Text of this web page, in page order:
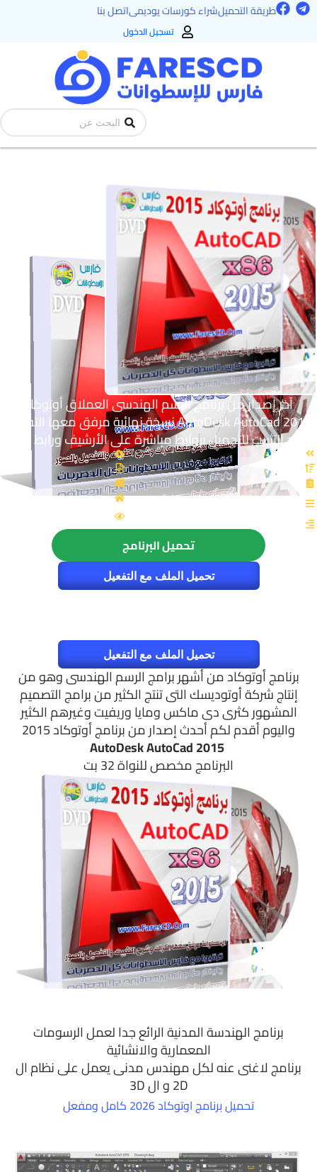
تخطي
طريقة التحميلشراء كورسات يوديمىاتصل بنا T
e
F
a تسجيل الدخول
Search
...
آخر إصدار من برنامج الرسم الهندسى العملاق أوتوكاد
AutoDesk AutoCad 2015 نسخة نهائية مرفق معها التفعيل
وشرح التثبيت للتحميل بروابط مباشرة على الأرشيف ورابط تورنت
تحميل البرنامج
تحميل الملف مع التفعيل
تحميل الملف مع التفعيل
برنامج أوتوكاد من أشهر برامج الرسم الهندسى وهو من
إنتاج شركة أوتوديسك التى تنتج الكثير من برامج التصميم
المشهور كثرى دى ماكس ومايا وريفيت وغيرهم الكثير
واليوم أقدم لكم أحدث إصدار من برنامج أوتوكاد 2015
البرنامج مخصص للنواة 32 بت
برنامج الهندسة المدنية الرائع جدا لعمل الرسومات
المعمارية والانشائية
برنامج لاغنى عنه لكل مهندس مدنى يعمل على نظام ال
2D و ال 3D
تحميل برنامج اوتوكاد 2026 كامل ومفعل